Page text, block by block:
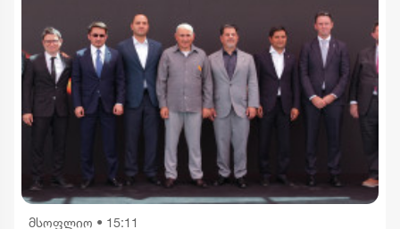
მსოფლიო • 15:11